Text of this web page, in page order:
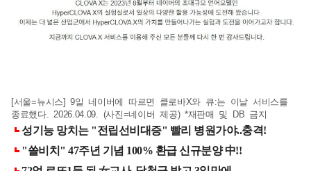
[서울=뉴시스] 9일 네이버에 따르면 클로바X와 큐:는 이날 서비스를
종료했다. 2026.04.09. (사진=네이버 제공) *재판매 및 DB 금지